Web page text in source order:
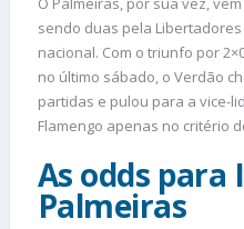
sendo duas pela
nacional. Com o triunfo por
no último sábado, o Verdão
partidas e pulou para a vice-
Flamengo apenas no critério
As odds
Palmeiras